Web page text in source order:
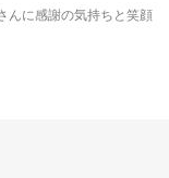
んに感謝の気持ちと笑顔